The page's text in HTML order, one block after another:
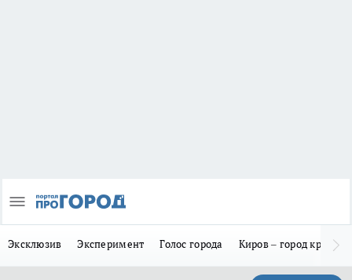
Эксклюзив Эксперимент Голос города Киров – город